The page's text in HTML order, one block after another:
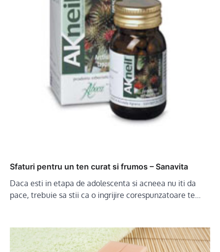
Sfaturi pentru un ten curat si frumos – Sanavita
Daca esti in etapa de adolescenta si acneea nu iti da
pace, trebuie sa stii ca o ingrijire corespunzatoare te…